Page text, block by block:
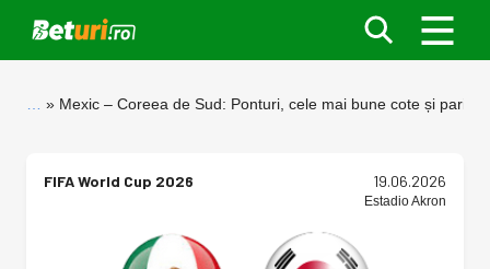
Mexic – Coreea de Sud: Ponturi, cele mai bune cote și
FIFA World Cup 2026 19.06.2026
Estadio Akron